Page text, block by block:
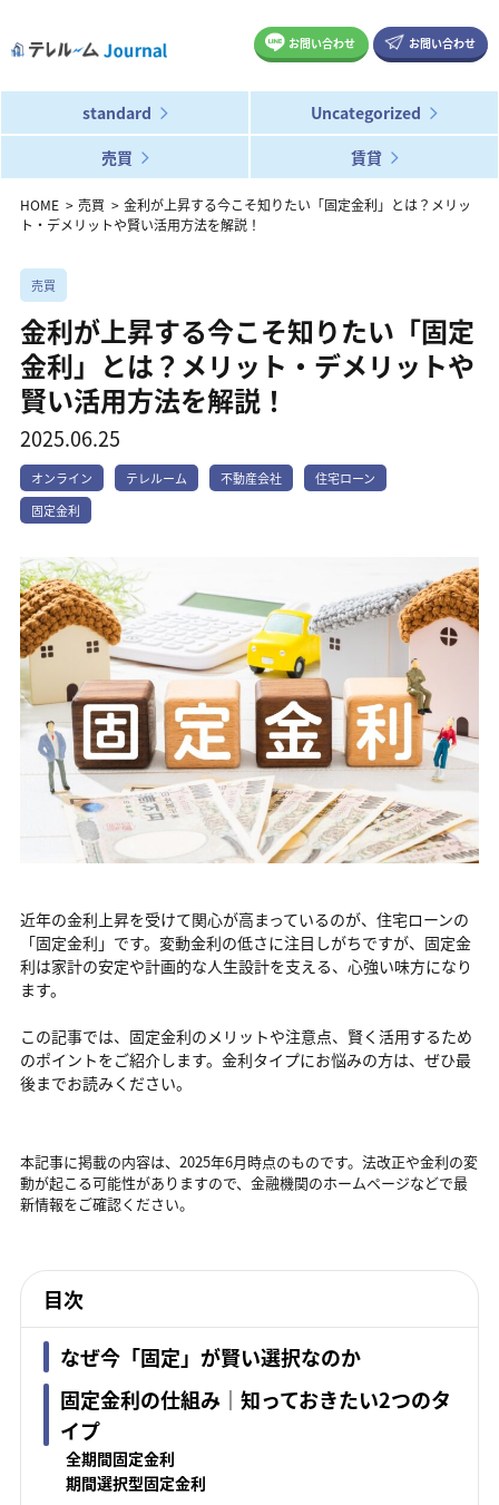
お問い合わせ お問い合わせ
standard
Uncategorized
売買
賃貸
HOME 売買
金利が上昇する今こそ知りたい「固定金利」とは？メリッ
ト・デメリットや賢い活用方法を解説！
売買
金利が上昇する今こそ知りたい「固定
金利」とは？メリット・デメリットや
賢い活用方法を解説！
2025.06.25
オンライン テレルーム 不動産会社
住宅ローン
固定金利
近年の金利上昇を受けて関心が高まっているのが、住宅ローンの
「固定金利」です。変動金利の低さに注目しがちですが、固定金
利は家計の安定や計画的な人生設計を支える、心強い味方になり
ます。
この記事では、固定金利のメリットや注意点、賢く活用するため
のポイントをご紹介します。金利タイプにお悩みの方は、ぜひ最
後までお読みください。
本記事に掲載の内容は、2025年6月時点のものです。法改正や金利の変
動が起こる可能性がありますので、金融機関のホームページなどで最
新情報をご確認ください。
目次
なぜ今「固定」が賢い選択なのか
固定金利の仕組み｜知っておきたい2つのタ
イプ
全期間固定金利
期間選択型固定金利